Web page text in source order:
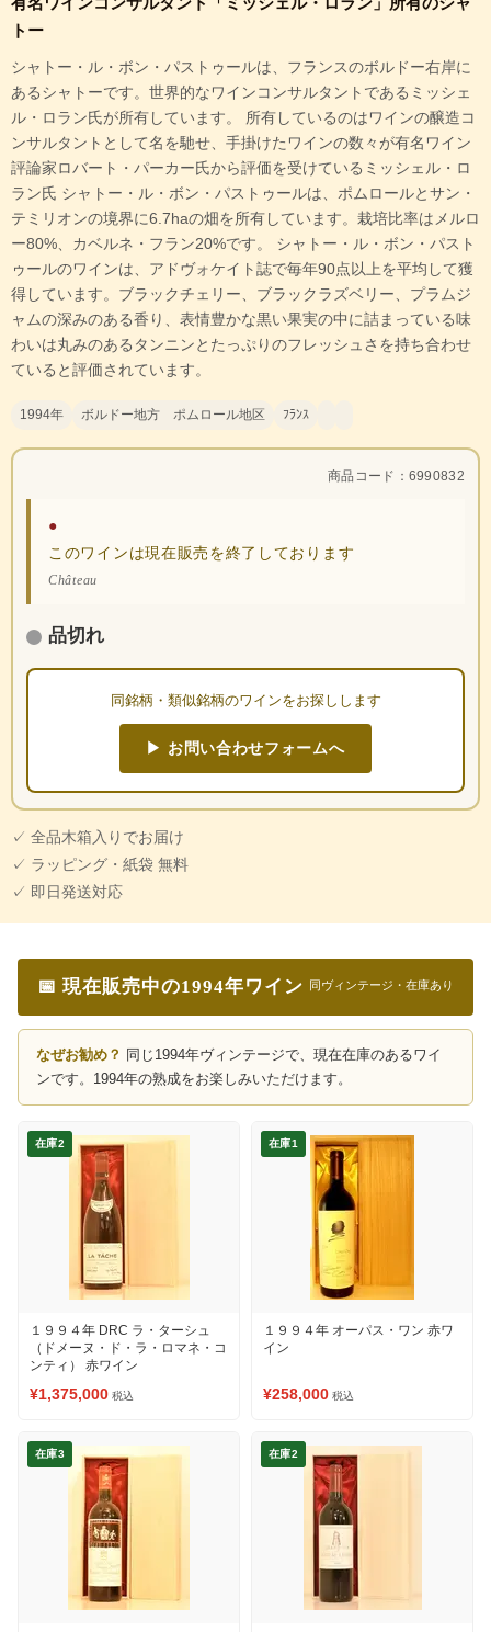
トー
シャトー・ル・ボン・パストゥールは、フランスのボルドー右岸に
あるシャトーです。世界的なワインコンサルタントであるミッシェ
ル・ロラン氏が所有しています。 所有しているのはワインの醸造コ
ンサルタントとして名を馳せ、手掛けたワインの数々が有名ワイン
評論家ロバート・パーカー氏から評価を受けているミッシェル・ロ
ラン氏 シャトー・ル・ボン・パストゥールは、ポムロールとサン・
テミリオンの境界に6.7haの畑を所有しています。栽培比率はメルロ
ー80%、カベルネ・フラン20%です。 シャトー・ル・ボン・パスト
ゥールのワインは、アドヴォケイト誌で毎年90点以上を平均して獲
得しています。ブラックチェリー、ブラックラズベリー、プラムジ
ャムの深みのある香り、表情豊かな黒い果実の中に詰まっている味
わいは丸みのあるタンニンとたっぷりのフレッシュさを持ち合わせ
ていると評価されています。
1994年 ボルドー地方 ポムロール地区 ﾌﾗﾝｽ
商品コード：6990832
●
このワインは現在販売を終了しております
Château
品切れ
同銘柄・類似銘柄のワインをお探しします
▶ お問い合わせフォームへ
✓ 全品木箱入りでお届け
✓ ラッピング・紙袋 無料
✓ 即日発送対応
📅 現在販売中の1994年ワイン 同ヴィンテージ・在庫あり
なぜお勧め？ 同じ1994年ヴィンテージで、現在在庫のあるワイ
ンです。1994年の熟成をお楽しみいただけます。
在庫2
１９９４年 DRC ラ・ターシュ
（ドメーヌ・ド・ラ・ロマネ・コ
ンティ） 赤ワイン
¥1,375,000 税込
在庫1
１９９４年 オーパス・ワン 赤ワ
イン
¥258,000 税込
在庫3 在庫2